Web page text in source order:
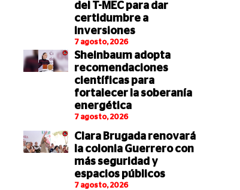
del T-MEC para dar
certidumbre a
inversiones
7 agosto, 2026
Sheinbaum adopta
recomendaciones
científicas para
fortalecer la soberanía
energética
7 agosto, 2026
Clara Brugada renovará
la colonia Guerrero con
más seguridad y
espacios públicos
7 agosto, 2026